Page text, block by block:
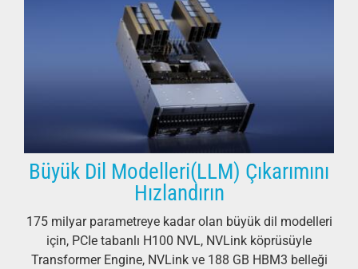
Büyük Dil Modelleri(LLM) Çıkarımını
Hızlandırın
175 milyar parametreye kadar olan büyük dil modelleri
için, PCIe tabanlı H100 NVL, NVLink köprüsüyle
Transformer Engine, NVLink ve 188 GB HBM3 belleği